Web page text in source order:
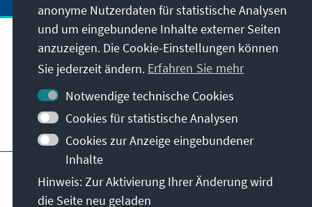
Anschrift
Kontakt
Besuchen Sie auch
Hauptseite der KAS
Nutzungsbedingungen
Erklärung zur Barrierefreiheit
anonyme Nutzerdaten für statistische Analysen
und um eingebundene Inhalte externer Seiten
anzuzeigen. Die Cookie-Einstellungen können
Sie jederzeit ändern. Erfahren Sie mehr
Notwendige technische Cookies
Cookies für statistische Analysen
Cookies zur Anzeige eingebundener
Inhalte
Hinweis: Zur Aktivierung Ihrer Änderung wird
die Seite neu geladen